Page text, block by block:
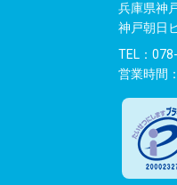
ョ
ン
兵庫県神
神戸朝日
TEL：
営業時間